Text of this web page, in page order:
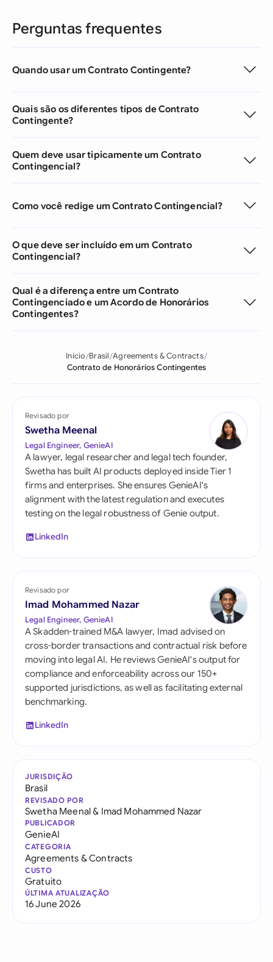
Perguntas frequentes
Quando usar um Contrato Contingente?
Quais são os diferentes tipos de Contrato
Contingente?
Quem deve usar tipicamente um Contrato
Contingencial?
Como você redige um Contrato Contingencial?
O que deve ser incluído em um Contrato
Contingencial?
Qual é a diferença entre um Contrato
Contingenciado e um Acordo de Honorários
Contingentes?
Início Brasil Agreements & Contracts
Contrato de Honorários Contingentes
Revisado por
Swetha Meenal
Legal Engineer, GenieAI
A lawyer, legal researcher and legal tech founder,
Swetha has built AI products deployed inside Tier 1
firms and enterprises. She ensures GenieAI's
alignment with the latest regulation and executes
testing on the legal robustness of Genie output.
LinkedIn
Revisado por
Imad Mohammed Nazar
Legal Engineer, GenieAI
A Skadden-trained M&A lawyer, Imad advised on
cross-border transactions and contractual risk before
moving into legal AI. He reviews GenieAI's output for
compliance and enforceability across our 150+
supported jurisdictions, as well as facilitating external
benchmarking.
LinkedIn
JURISDIÇÃO
Brasil
REVISADO POR
Swetha Meenal& Imad Mohammed Nazar
PUBLICADOR
GenieAI
CATEGORIA
Agreements & Contracts
CUSTO
Gratuito
ÚLTIMA ATUALIZAÇÃO
16 June 2026